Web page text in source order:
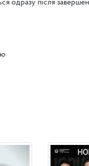
одразу після